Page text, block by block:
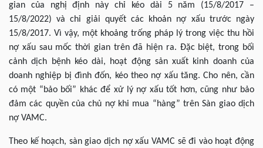
gian của nghị định này chỉ kéo dài 5 năm (15/8/2017 –
15/8/2022) và chỉ giải quyết các khoản nợ xấu trước ngày
15/8/2017. Vì vậy, một khoảng trống pháp lý trong việc thu hồi
nợ xấu sau mốc thời gian trên đã hiện ra. Đặc biệt, trong bối
cảnh dịch bệnh kéo dài, hoạt động sản xuất kinh doanh của
doanh nghiệp bị đình đốn, kéo theo nợ xấu tăng. Cho nên, cần
có một “bảo bối” khác để xử lý nợ xấu tốt hơn, cũng như bảo
đảm các quyền của chủ nợ khi mua “hàng” trên Sàn giao dịch
nợ VAMC.
Theo kế hoạch, sàn giao dịch nợ xấu VAMC sẽ đi vào hoạt động